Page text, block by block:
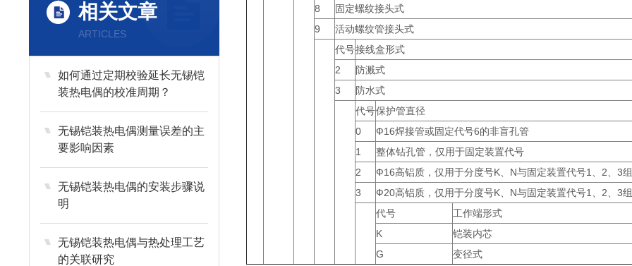
相关文章
ARTICLES
如何通过定期校验延长无锡铠
装热电偶的校准周期？
无锡铠装热电偶测量误差的主
要影响因素
无锡铠装热电偶的安装步骤说
明
无锡铠装热电偶与热处理工艺
的关联研究
8
固定螺纹接头式
9
活动螺纹管接头式
代号接线盒形式
2
防溅式
3
防水式
代号保护管直径
0
Ф16焊接管或固定代号6的非盲孔管
1
整体钻孔管，仅用于固定装置代号
2
Ф16高铝质，仅用于分度号K、N与固定装置代号1、2、3
3
Ф20高铝质，仅用于分度号K、N与固定装置代号1、2、3
代号
工作端形式
K
铠装内芯
G
变径式